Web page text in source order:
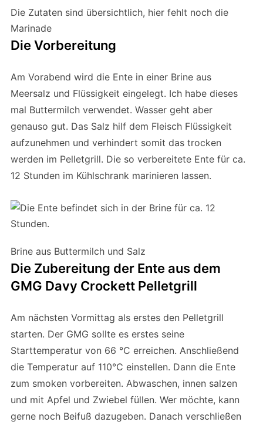
Die Zutaten sind übersichtlich, hier fehlt noch die
Marinade
Die Vorbereitung
Am Vorabend wird die Ente in einer Brine aus
Meersalz und Flüssigkeit eingelegt. Ich habe dieses
mal Buttermilch verwendet. Wasser geht aber
genauso gut. Das Salz hilf dem Fleisch Flüssigkeit
aufzunehmen und verhindert somit das trocken
werden im Pelletgrill. Die so verbereitete Ente für ca.
12 Stunden im Kühlschrank marinieren lassen.
Brine aus Buttermilch und Salz
Die Zubereitung der Ente aus dem
GMG Davy Crockett Pelletgrill
Am nächsten Vormittag als erstes den Pelletgrill
starten. Der GMG sollte es erstes seine
Starttemperatur von 66 °C erreichen. Anschließend
die Temperatur auf 110°C einstellen. Dann die Ente
zum smoken vorbereiten. Abwaschen, innen salzen
und mit Apfel und Zwiebel füllen. Wer möchte, kann
gerne noch Beifuß dazugeben. Danach verschließen